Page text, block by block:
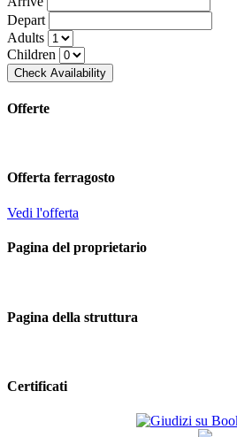
Depart
Adults
Children
Offerte
Offerta ferragosto
Vedi l'offerta
Pagina del proprietario
Pagina della struttura
Certificati